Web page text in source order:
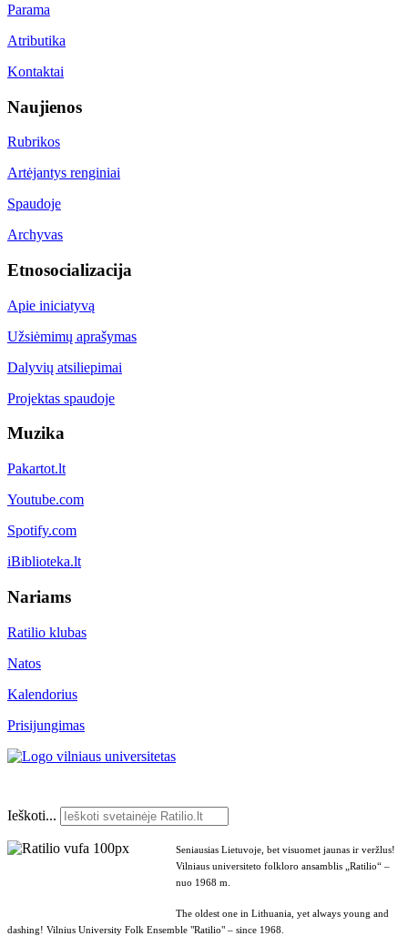
Parama
Atributika
Kontaktai
Naujienos
Rubrikos
Artėjantys renginiai
Spaudoje
Archyvas
Etnosocializacija
Apie iniciatyvą
Užsiėmimų aprašymas
Dalyvių atsiliepimai
Projektas spaudoje
Muzika
Pakartot.lt
Youtube.com
Spotify.com
iBiblioteka.lt
Nariams
Ratilio klubas
Natos
Kalendorius
Prisijungimas
Ieškoti...
Seniausias Lietuvoje, bet visuomet jaunas ir veržlus!
Vilniaus universiteto folkloro ansamblis „Ratilio“ –
nuo 1968 m.
The oldest one in Lithuania, yet always young and
dashing! Vilnius University Folk Ensemble "Ratilio" – since 1968.